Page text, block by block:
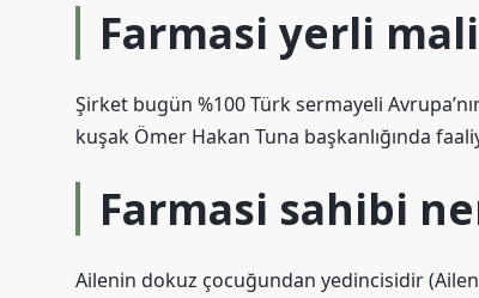
Farmasi yerli
Şirket bugün %100 Türk sermayeli
kuşak Ömer Hakan Tuna başkanlığında
Farmasi sahibi
Ailenin dokuz çocuğundan yedincisidir